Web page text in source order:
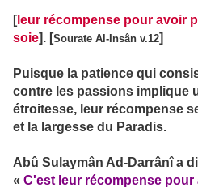
[leur récompense pour avoir
soie]. [Sourate Al-Insân v.12]
Puisque la patience qui
contre les passions implique
étroitesse, leur récompense
et la largesse du Paradis.
Abû Sulaymân Ad-Darrânî a
« C'est leur récompense